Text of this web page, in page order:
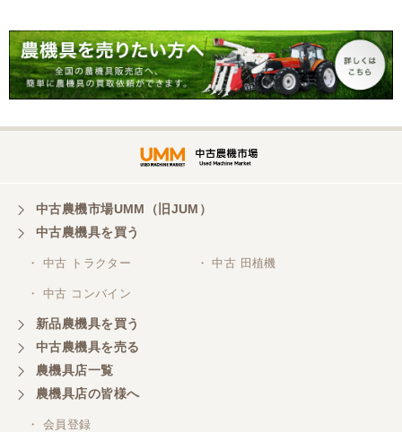
ー MT 4WD ディーゼル 現
状渡し【P11460730】
中古農機市場UMM（旧JUM）
中古農機具を買う
・ 中古 トラクター ・ 中古 田植機
・ 中古 コンバイン
新品農機具を買う
中古農機具を売る
農機具店一覧
農機具店の皆様へ
・ 会員登録